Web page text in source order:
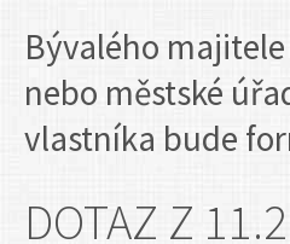
Bývalého
nebo městské
vlastníka bude
DOTAZ Z